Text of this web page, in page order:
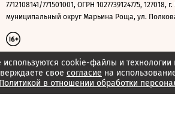
cookie-файлы и
свое согласие на
Политикой в отношении обработки
7712108141/771501001, ОГРН 1027739124775, 127018,
муниципальный округ Марьина Роща, ул.